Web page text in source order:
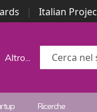
| Italian
Altro...
Ricerche